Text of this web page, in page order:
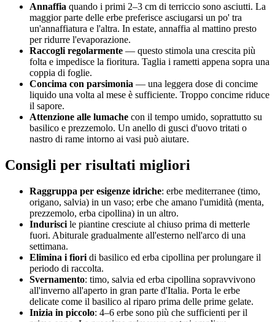
Annaffia quando i primi 2–3 cm di terriccio sono asciutti. La
maggior parte delle erbe preferisce asciugarsi un po' tra
un'annaffiatura e l'altra. In estate, annaffia al mattino presto
per ridurre l'evaporazione.
Raccogli regolarmente — questo stimola una crescita più
folta e impedisce la fioritura. Taglia i rametti appena sopra una
coppia di foglie.
Concima con parsimonia — una leggera dose di concime
liquido una volta al mese è sufficiente. Troppo concime riduce
il sapore.
Attenzione alle lumache con il tempo umido, soprattutto su
basilico e prezzemolo. Un anello di gusci d'uovo tritati o
nastro di rame intorno ai vasi può aiutare.
Consigli per risultati migliori
Raggruppa per esigenze idriche: erbe mediterranee (timo,
origano, salvia) in un vaso; erbe che amano l'umidità (menta,
prezzemolo, erba cipollina) in un altro.
Indurisci le piantine cresciute al chiuso prima di metterle
fuori. Abiturale gradualmente all'esterno nell'arco di una
settimana.
Elimina i fiori di basilico ed erba cipollina per prolungare il
periodo di raccolta.
Svernamento: timo, salvia ed erba cipollina sopravvivono
all'inverno all'aperto in gran parte d'Italia. Porta le erbe
delicate come il basilico al riparo prima delle prime gelate.
Inizia in piccolo: 4–6 erbe sono più che sufficienti per il